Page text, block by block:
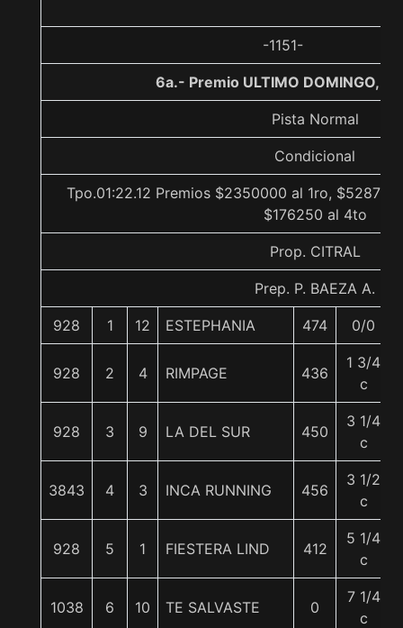
-1151-
6a.- Premio ULTIMO DOMINGO,
Pista Normal
Condicional
Tpo.01:22.12 Premios $2350000 al 1ro,
$176250 al 4to
Prop. CITRAL
Prep. P. BAEZA A.
928 1 12 ESTEPHANIA 474 0/0
928 2 4 RIMPAGE 436
1 3/4
c
928 3 9 LA DEL SUR 450
3 1/4
c
3843 4 3 INCA RUNNING 456
3 1/2
c
928 5 1 FIESTERA LIND 412
5 1/4
c
1038 6 10 TE SALVASTE 0
7 1/4
c